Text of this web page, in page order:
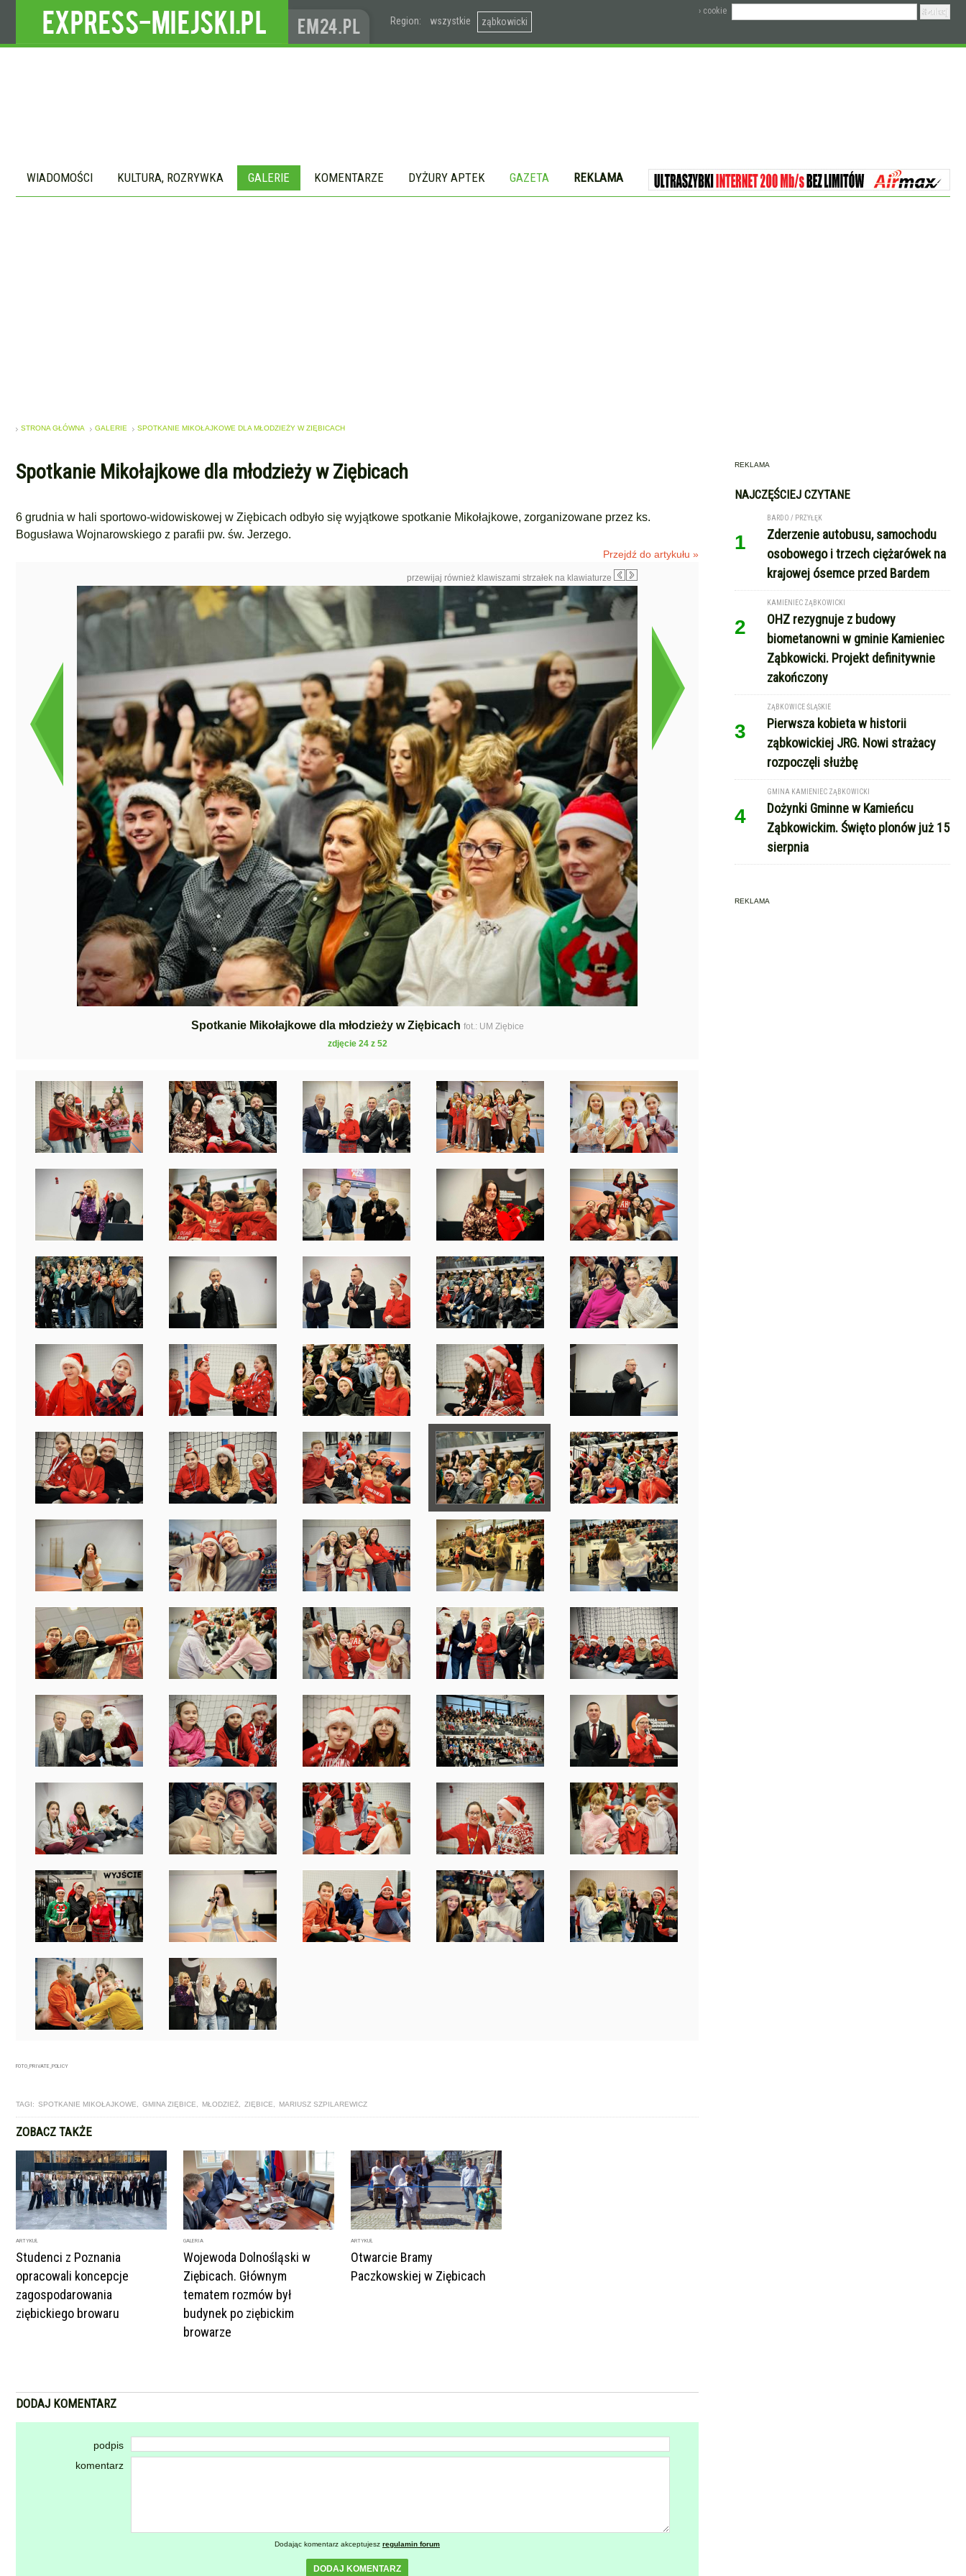
Region: wszystkie ząbkowicki
› cookie
WIADOMOŚCI KULTURA, ROZRYWKA GALERIE KOMENTARZE DYŻURY APTEK GAZETA REKLAMA
STRONA GŁÓWNA GALERIE SPOTKANIE MIKOŁAJKOWE DLA MŁODZIEŻY W ZIĘBICACH
Spotkanie Mikołajkowe dla młodzieży w Ziębicach
6 grudnia w hali sportowo-widowiskowej w Ziębicach odbyło się wyjątkowe spotkanie Mikołajkowe, zorganizowane przez ks.
Bogusława Wojnarowskiego z parafii pw. św. Jerzego.
Przejdź do artykułu »
przewijaj również klawiszami strzałek na klawiaturze
Spotkanie Mikołajkowe dla młodzieży w Ziębicach fot.: UM Ziębice
zdjęcie 24 z 52
FOTO_PRIVATE_POLICY
TAGI: SPOTKANIE MIKOŁAJKOWE GMINA ZIĘBICE MŁODZIEŻ ZIĘBICE MARIUSZ SZPILAREWICZ
ZOBACZ TAKŻE
ARTYKUŁ
Studenci z Poznania
opracowali koncepcje
zagospodarowania
ziębickiego browaru
GALERIA
Wojewoda Dolnośląski w
Ziębicach. Głównym
tematem rozmów był
budynek po ziębickim
browarze
ARTYKUŁ
Otwarcie Bramy
Paczkowskiej w Ziębicach
DODAJ KOMENTARZ
podpis
komentarz
Dodając komentarz akceptujesz regulamin forum
DODAJ KOMENTARZ
REKLAMA
NAJCZĘŚCIEJ CZYTANE
1
BARDO / PRZYŁĘK
Zderzenie autobusu, samochodu
osobowego i trzech ciężarówek na
krajowej ósemce przed Bardem
2
KAMIENIEC ZĄBKOWICKI
OHZ rezygnuje z budowy
biometanowni w gminie Kamieniec
Ząbkowicki. Projekt definitywnie
zakończony
3
ZĄBKOWICE ŚLĄSKIE
Pierwsza kobieta w historii
ząbkowickiej JRG. Nowi strażacy
rozpoczęli służbę
4
GMINA KAMIENIEC ZĄBKOWICKI
Dożynki Gminne w Kamieńcu
Ząbkowickim. Święto plonów już 15
sierpnia
REKLAMA